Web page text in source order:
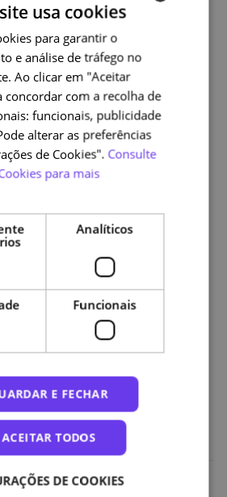
faz parte de um
do Digital
com conteúdos práticos para uso
seguro e autónomo.
ENGLISH
usa cookies
para garantir o
e análise de tráfego no
Ao clicar em "Aceitar
concordar com a recolha de
funcionais, publicidade
alterar as preferências
de Cookies". Consulte
para mais
Analíticos
Funcionais
E FECHAR
ACEITAR TODOS
DE COOKIES